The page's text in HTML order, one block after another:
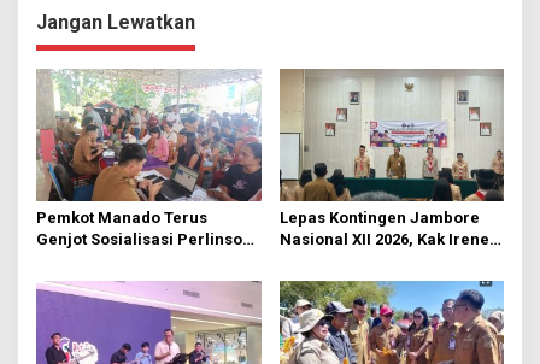
g
a
s
i
p
o
s
Jangan Lewatkan
Pemkot Manado Terus
Genjot Sosialisasi Perlinsos
Lepas Kontingen Jambore
Nasional XII 2026, Kak Irene:
Kesehatan